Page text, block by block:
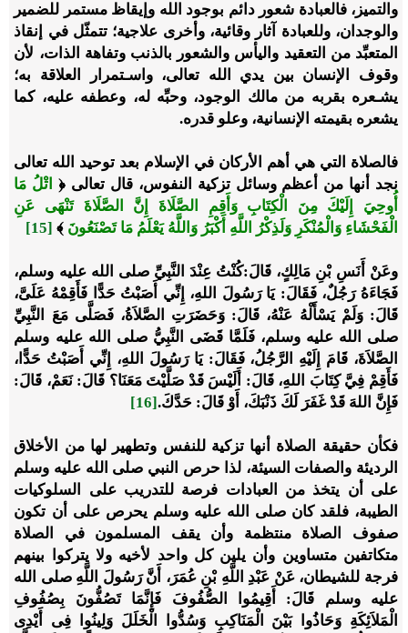
والتميز، فالعبادة شعور دائم بوجود الله وإيقاظ مستمر للضمير
والوجدان، وللعبادة آثار وقائية، وأخرى علاجية؛ تتمثّل في إنقاذ
المتعبِّد من التعقيد واليأس والشعور بالذنب وتفاهة الذات، لأن
وقوف الإنسان بين يدي الله تعالى، واسـتمرار العلاقة به؛
يشـعره بقربه من مالك الوجود، وحبِّه له، وعطفه عليه، كما
يشعره بقيمته الإنسانية، وعلو قدره.
فالصلاة التي هي أهم الأركان في الإسلام بعد توحيد الله تعالى
نجد أنها من أعظم وسائل تزكية النفوس، قال تعالى ﴿ اتْلُ مَا
أُوحِيَ إِلَيْكَ مِنَ الْكِتَابِ وَأَقِمِ الصَّلَاةَ إِنَّ الصَّلَاةَ تَنْهَى عَنِ
الْفَحْشَاءِ وَالْمُنْكَرِ وَلَذِكْرُ اللَّهِ أَكْبَرُ وَاللَّهُ يَعْلَمُ مَا تَصْنَعُونَ ﴾ [15]
وعَنْ أَنَسِ بْنِ مَالِكٍ، قَالَ:كُنْتُ عِنْدَ النَّبِيِّ صلى الله عليه وسلم،
فَجَاءَهُ رَجُلٌ، فَقَالَ: يَا رَسُولَ اللهِ، إِنِّي أَصَبْتُ حَدًّا فَأَقِمْهُ عَلَىَّ،
قَالَ: وَلَمْ يَسْأَلْهُ عَنْهُ، قَالَ: وَحَضَرَتِ الصَّلاَةُ، فَصَلَّى مَعَ النَّبِيِّ
صلى الله عليه وسلم، فَلَمَّا قَضَى النَّبِيُّ صلى الله عليه وسلم
الصَّلاَةَ، قَامَ إِلَيْهِ الرَّجُلُ، فَقَالَ: يَا رَسُولَ اللهِ، إِنِّي أَصَبْتُ حَدًّا،
فَأَقِمْ فِيَّ كِتَابَ اللهِ، قَالَ: أَلَيْسَ قَدْ صَلَّيْتَ مَعَنَا؟ قَالَ: نَعَمْ، قَالَ:
فَإِنَّ اللهَ قَدْ غَفَرَ لَكَ ذَنْبَكَ، أَوْ قَالَ: حَدَّكَ.[16]
فكأن حقيقة الصلاة أنها تزكية للنفس وتطهير لها من الأخلاق
الرديئة والصفات السيئة، لذا حرص النبي صلى الله عليه وسلم
على أن يتخذ من العبادات فرصة للتدريب على السلوكيات
الطيبة، فلقد كان صلى الله عليه وسلم يحرص على أن تكون
صفوف الصلاة منتظمة وأن يقف المسلمون في الصلاة
متكاتفين متساوين وأن يلين كل واحد لأخيه ولا يتركوا بينهم
فرجة للشيطان، عَنْ عَبْدِ اللَّهِ بْنِ عُمَرَ، أَنَّ رَسُولَ اللَّهِ صلى الله
عليه وسلم قَالَ: أَقِيمُوا الصُّفُوفَ فَإِنَّمَا تَصُفُّونَ بِصُفُوفِ
الْمَلاَئِكَةِ وَحَاذُوا بَيْنَ الْمَنَاكِبِ وَسُدُّوا الْخَلَلَ وَلِينُوا فِى أَيْدِى